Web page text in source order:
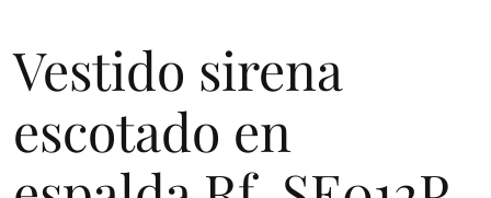
Vestido sirena
escotado en